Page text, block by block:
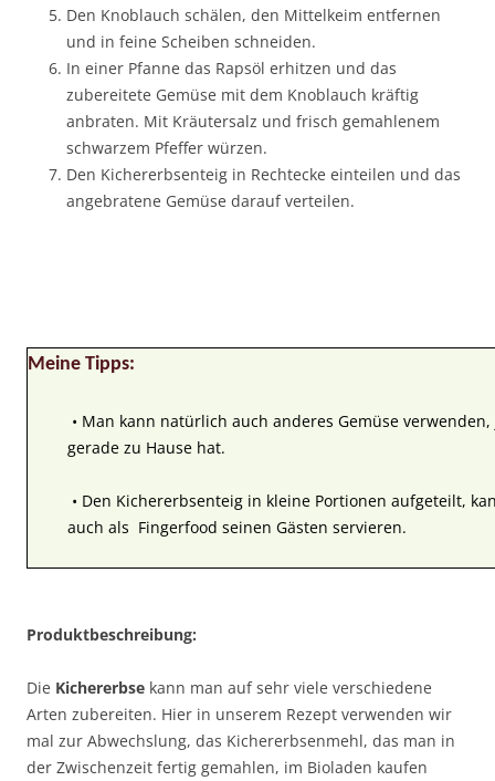
Den Knoblauch schälen, den Mittelkeim entfernen
und in feine Scheiben schneiden.
In einer Pfanne das Rapsöl erhitzen und das
zubereitete Gemüse mit dem Knoblauch kräftig
anbraten. Mit Kräutersalz und frisch gemahlenem
schwarzem Pfeffer würzen.
Den Kichererbsenteig in Rechtecke einteilen und das
angebratene Gemüse darauf verteilen.
Meine Tipps:
• Man kann natürlich auch anderes Gemüse
gerade zu Hause hat.
• Den Kichererbsenteig in kleine Portionen aufgeteilt,
auch als Fingerfood seinen Gästen servieren.
Produktbeschreibung:
Die Kichererbse kann man auf sehr viele verschiedene
Arten zubereiten. Hier in unserem Rezept verwenden wir
mal zur Abwechslung, das Kichererbsenmehl, das man in
der Zwischenzeit fertig gemahlen, im Bioladen kaufen